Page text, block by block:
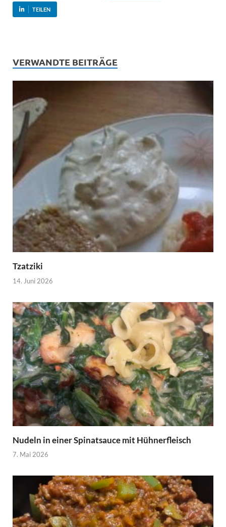
TEILEN
VERWANDTE BEITRÄGE
Tzatziki
14. Juni 2026
Nudeln in einer Spinatsauce mit Hühnerfleisch
7. Mai 2026